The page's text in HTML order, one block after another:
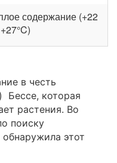
содержание (+22
в честь
Бессе, которая
растения. Во
поиску
этот